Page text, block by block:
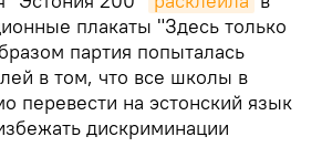
плакаты "Здесь только
партия попыталась
в том, что все школы в
перевести на эстонский язык
дискриминации